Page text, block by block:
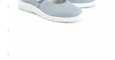
für Hallux- und sensible